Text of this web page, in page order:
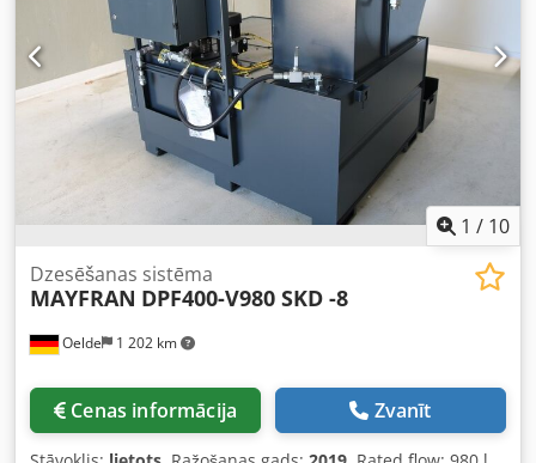
1 / 10
Oelde 1 202 km
Dzesēšanas sistēma
MAYFRAN DPF400-V980 SKD -8
Cenas informācija Zvanīt